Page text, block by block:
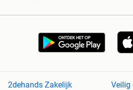
2dehands Zakelijk
Veilig